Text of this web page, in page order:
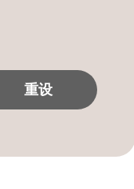
重设